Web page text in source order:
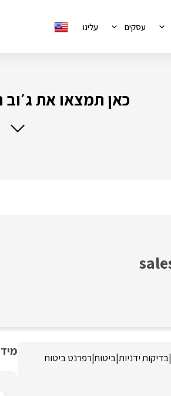
עסקים עלינו
כאן תמצאו את
|בדיקות ידניות|ביטוח|רפרנט ביטוח